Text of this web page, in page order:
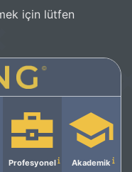
için lütfen
Profesyonel Akademik